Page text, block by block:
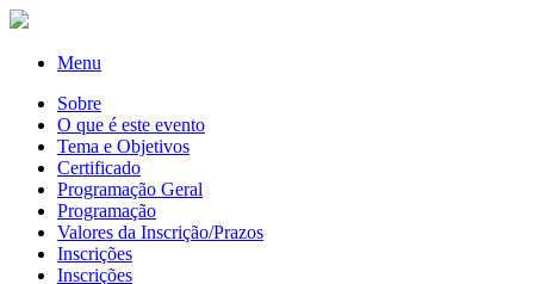
Menu
Sobre
O que é este evento
Tema e Objetivos
Certificado
Programação Geral
Programação
Valores da Inscrição/Prazos
Inscrições
Inscrições